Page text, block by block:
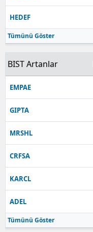
HEDEF
Tümünü Göster
BIST Artanlar
EMPAE
GIPTA
MRSHL
CRFSA
KARCL
ADEL
Tümünü Göster